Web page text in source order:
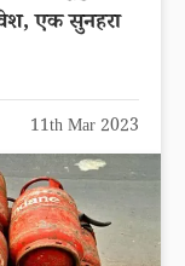
एक सुनहरा
11th Mar 2023